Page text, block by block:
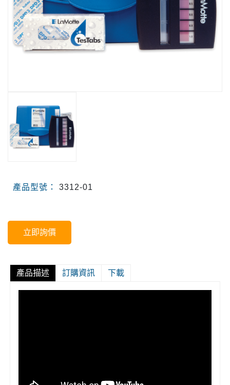
產品型號： 3312-01
立即詢價
產品描述 訂購資訊 下載